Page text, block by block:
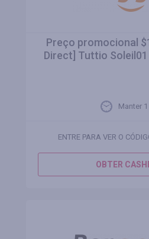
Preço promocional
Direct] Tuttio
Manter
ENTRE PARA VER O
OBTER